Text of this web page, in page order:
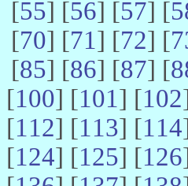
[55] [56] [57] [
[70] [71] [72] [
[85] [86] [87] [
[100] [101] [102
[112] [113] [114
[124] [125] [126